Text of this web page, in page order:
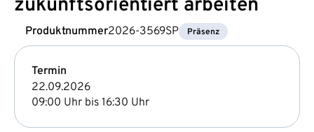
zukunftsorientiert arbeiten
Produktnummer2026-3569SP Präsenz
Termin
22.09.2026
09:00 Uhr bis 16:30 Uhr